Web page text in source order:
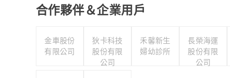
合作夥伴＆企業用戶
金車股份
有限公司
狄卡科技
股份有限
公司
禾馨新生
婦幼診所
長榮海運
股份有限
公司